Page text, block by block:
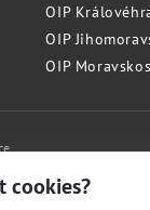
OIP
OIP
OIP
cookies?